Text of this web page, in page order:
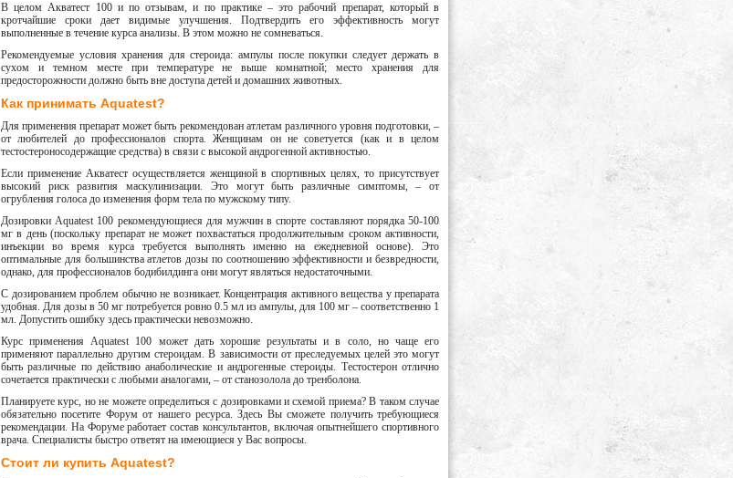
В целом Акватест 100 и по отзывам, и по практике – это рабочий препарат, который в
кротчайшие сроки дает видимые улучшения. Подтвердить его эффективность могут
выполненные в течение курса анализы. В этом можно не сомневаться.
Рекомендуемые условия хранения для стероида: ампулы после покупки следует держать в
сухом и темном месте при температуре не выше комнатной; место хранения для
предосторожности должно быть вне доступа детей и домашних животных.
Как принимать Aquatest?
Для применения препарат может быть рекомендован атлетам различного уровня подготовки, –
от любителей до профессионалов спорта. Женщинам он не советуется (как и в целом
тестостероносодержащие средства) в связи с высокой андрогенной активностью.
Если применение Акватест осуществляется женщиной в спортивных целях, то присутствует
высокий риск развития маскулинизации. Это могут быть различные симптомы, – от
огрубления голоса до изменения форм тела по мужскому типу.
Дозировки Aquatest 100 рекомендующиеся для мужчин в спорте составляют порядка 50-100
мг в день (поскольку препарат не может похвастаться продолжительным сроком активности,
инъекции во время курса требуется выполнять именно на ежедневной основе). Это
оптимальные для большинства атлетов дозы по соотношению эффективности и безвредности,
однако, для профессионалов бодибилдинга они могут являться недостаточными.
С дозированием проблем обычно не возникает. Концентрация активного вещества у препарата
удобная. Для дозы в 50 мг потребуется ровно 0.5 мл из ампулы, для 100 мг – соответственно 1
мл. Допустить ошибку здесь практически невозможно.
Курс применения Aquatest 100 может дать хорошие результаты и в соло, но чаще его
применяют параллельно другим стероидам. В зависимости от преследуемых целей это могут
быть различные по действию анаболические и андрогенные стероиды. Тестостерон отлично
сочетается практически с любыми аналогами, – от станозолола до тренболона.
Планируете курс, но не можете определиться с дозировками и схемой приема? В таком случае
обязательно посетите Форум от нашего ресурса. Здесь Вы сможете получить требующиеся
рекомендации. На Форуме работает состав консультантов, включая опытнейшего спортивного
врача. Специалисты быстро ответят на имеющиеся у Вас вопросы.
Стоит ли купить Aquatest?